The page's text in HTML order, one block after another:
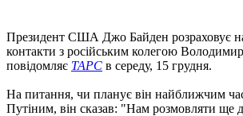
Президент США Джо Байден розраховує
контакти з російським колегою
повідомляє ТАРС в середу, 15 грудня.
На питання, чи планує він найближчим
Путіним, він сказав: "Нам розмовляти ще